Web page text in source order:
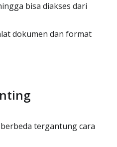
bisa diakses dari
dokumen dan format
tergantung cara